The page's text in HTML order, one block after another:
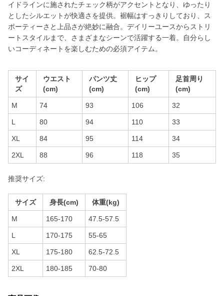
イドラインに施されたチェック柄がアクセントとなり、ゆったり
としたシルエットが快適さを提供。裾幅はすっきりしており、ス
ポーティーさと上品さが絶妙に融合。デイリーユースからストリ
ートスタイルまで、さまざまなシーンで活躍する一着。自分らし
いコーディネートを楽しむための必須アイテム。
サイ
ズ
ウエスト
(cm)
パンツ丈
(cm)
ヒップ
(cm)
足首周り
(cm)
M 74 93 106 32
L 80 94 110 33
XL 84 95 114 34
2XL 88 96 118 35
推奨サイズ:
サイズ 身長(cm) 体重(kg)
M 165-170 47.5-57.5
L 170-175 55-65
XL 175-180 62.5-72.5
2XL 180-185 70-80